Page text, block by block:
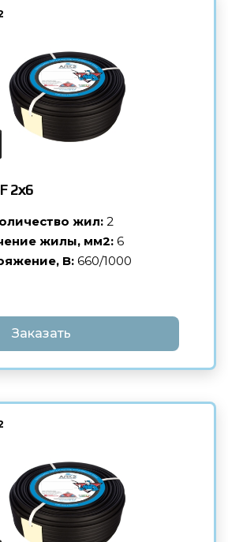
2х6
жил: 2
жилы, мм2: 6
В: 660/1000
Заказать